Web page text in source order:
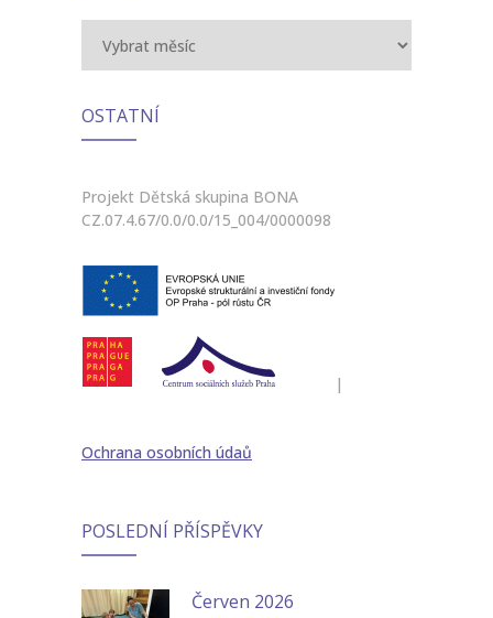
OSTATNÍ
Projekt Dětská skupina BONA
CZ.07.4.67/0.0/0.0/15_004/0000098
|
Ochrana osobních údaů
POSLEDNÍ PŘÍSPĚVKY
Červen 2026